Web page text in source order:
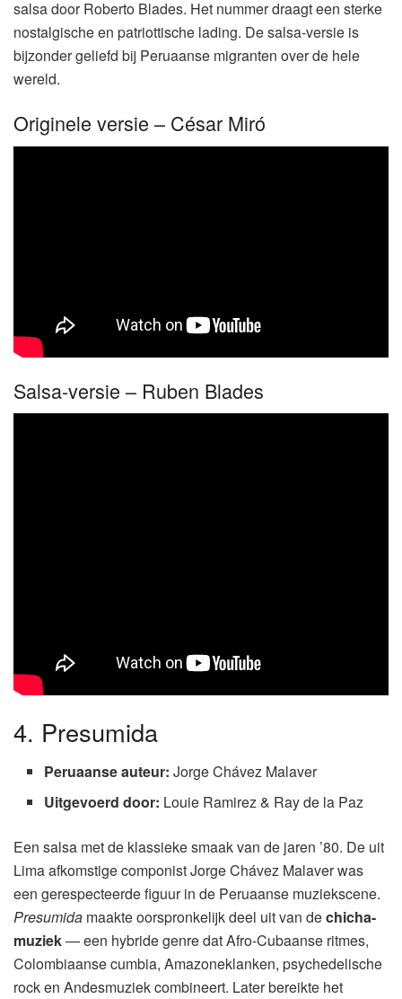
salsa door Roberto Blades. Het nummer draagt een sterke
nostalgische en patriottische lading. De salsa-versie is
bijzonder geliefd bij Peruaanse migranten over de hele
wereld.
Originele versie – César Miró
Salsa-versie – Ruben Blades
4. Presumida
Peruaanse auteur: Jorge Chávez Malaver
Uitgevoerd door: Louie Ramirez & Ray de la Paz
Een salsa met de klassieke smaak van de jaren ’80. De uit
Lima afkomstige componist Jorge Chávez Malaver was
een gerespecteerde figuur in de Peruaanse muziekscene.
Presumida maakte oorspronkelijk deel uit van dechicha-
muziek— een hybride genre dat Afro-Cubaanse ritmes,
Colombiaanse cumbia, Amazoneklanken, psychedelische
rock en Andesmuziek combineert. Later bereikte het